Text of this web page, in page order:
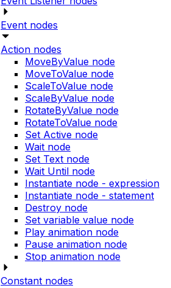
Event nodes
Action nodes
MoveByValue node
MoveToValue node
ScaleToValue node
ScaleByValue node
RotateByValue node
RotateToValue node
Set Active node
Wait node
Set Text node
Wait Until node
Instantiate node - expression
Instantiate node - statement
Destroy node
Set variable value node
Play animation node
Pause animation node
Stop animation node
Constant nodes